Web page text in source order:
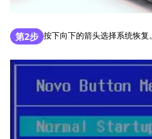
第2步 按下向下的箭头选择系统恢复。